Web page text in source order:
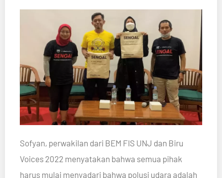
Sofyan, perwakilan dari BEM FIS UNJ dan Biru
Voices 2022 menyatakan bahwa semua pihak
harus mulai menyadari bahwa polusi udara adalah